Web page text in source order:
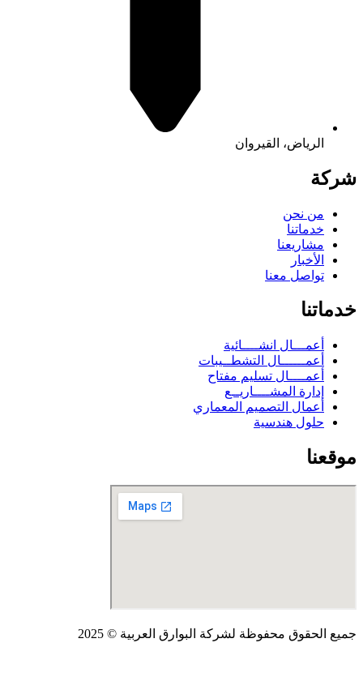
الرياض، القيروان
شركة
من نحن
خدماتنا
مشاريعنا
الأخبار
تواصل معنا
خدماتنا
أعمـــال انشــــائية
أعمــــــال التشطــيبات
أعمــــال تسليم مفتاح
إدارة المشــــاريــع
أعمال التصميم المعماري
حلول هندسية
موقعنا
جميع الحقوق محفوظة لشركة البوارق العربية © 2025